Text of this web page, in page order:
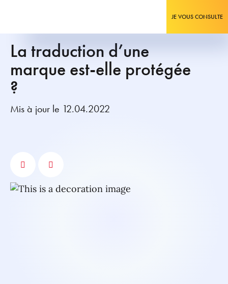
JE VOUS CONSULTE
La traduction d’une
marque est-elle protégée
?
Mis à jour le 12.04.2022